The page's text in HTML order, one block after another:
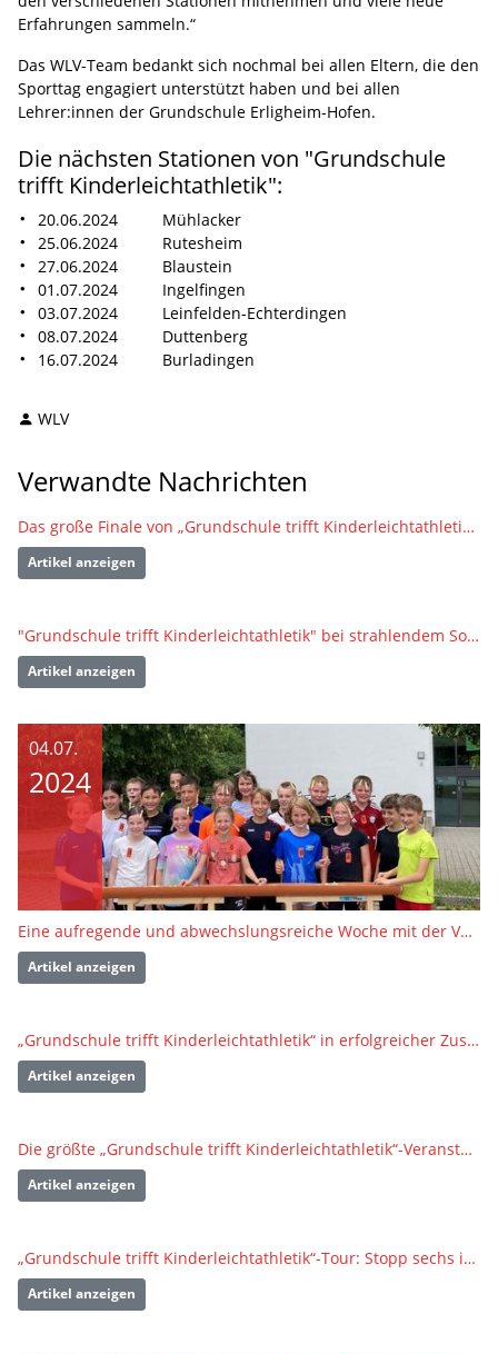
Erfahrungen sammeln.“
Das WLV-Team bedankt sich nochmal bei allen Eltern, die den
Sporttag engagiert unterstützt haben und bei allen
Lehrer:innen der Grundschule Erligheim-Hofen.
Die nächsten Stationen von "Grundschule
trifft Kinderleichtathletik":
20.06.2024 Mühlacker
25.06.2024 Rutesheim
27.06.2024 Blaustein
01.07.2024 Ingelfingen
03.07.2024 Leinfelden-Echterdingen
08.07.2024 Duttenberg
16.07.2024 Burladingen
WLV
Verwandte Nachrichten
Das große Finale von „Grundschule trifft Kinderleichtathletik“ in Burladingen
Artikel anzeigen
"Grundschule trifft Kinderleichtathletik" bei strahlendem Sonnenschein in Duttenberg
Artikel anzeigen
04.07.
2024
Eine aufregende und abwechslungsreiche Woche mit der Veranstaltung „Grundschule trifft Kinderleichtathletik“
Artikel anzeigen
„Grundschule trifft Kinderleichtathletik“ in erfolgreicher Zusammenarbeit mit dem TSV Blaustein
Artikel anzeigen
Die größte „Grundschule trifft Kinderleichtathletik“-Veranstaltung 2024 in Rutesheim
Artikel anzeigen
„Grundschule trifft Kinderleichtathletik“-Tour: Stopp sechs in Mühlacker
Artikel anzeigen